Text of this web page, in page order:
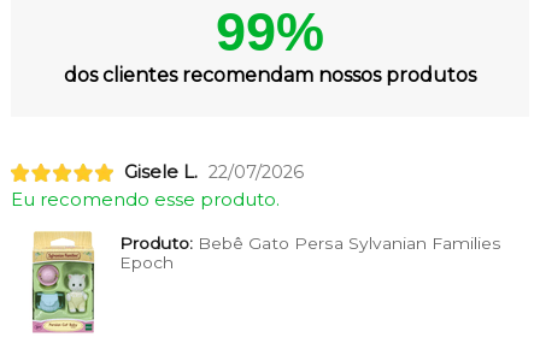
99%
dos clientes recomendam nossos produtos
Gisele L. 22/07/2026
Eu recomendo esse produto.
Produto:Bebê Gato Persa Sylvanian Families
Epoch